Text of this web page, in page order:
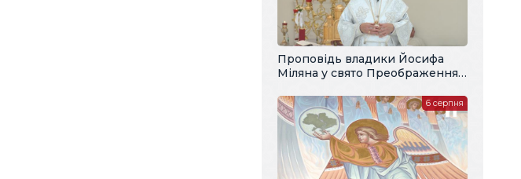
Проповідь владики Йосифа
Міляна у свято Преображення
6 серпня